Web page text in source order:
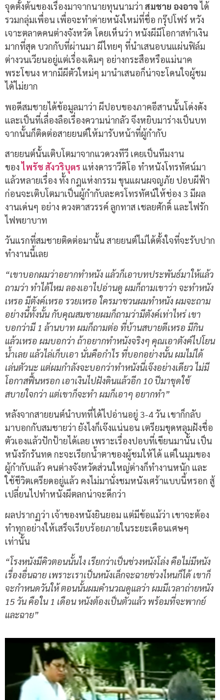
จุดตั้งต้นของเรื่องมาจากนายทุนนามว่า สมชาย องอาจ ได้
รวมกลุ่มเพื่อน เพื่อจะทำค่ายหนังใหม่ที่ชื่อ กรุ๊ปโฟร์ หวัง
เจาะตลาดคนต่างจังหวัด โดยเห็นว่า หนังผีมีโอกาสทำเงิน
มากที่สุด บวกกับที่ผ่านมา ผีไทยๆ ที่นำเสนอบนแผ่นฟิล์ม
ต่างวนเวียนอยู่แต่เรื่องเดิมๆ อย่างกระสือหรือแม่นาค
พระโขนง หากมีผีตัวใหม่ๆ มานำเสนอก็น่าจะโดนใจผู้ชม
ได้ไม่ยาก
พอดีสมชายได้ข้อมูลมาว่า ผีปอบของภาคอีสานนั้นโด่งดัง
และเป็นที่เลื่องลือเรื่องความน่ากลัว จึงหยิบมาร่างเป็นบท
จากนั้นก็ติดต่อสายยนต์ให้มารับหน้าที่ผู้กำกับ
สายยนต์นั้นเติบโตมาจากแวดวงทีวี เคยเป็นทีมงาน
ของไพรัช สังวริบุตร แห่งดาราวีดิโอ ทำหนังโทรทัศน์มา
แล้วหลายเรื่อง ทั้ง กฎแห่งกรรม ขุนแผนผจญภัย ปอบผีฟ้า
ก่อนจะเติบโตมาเป็นผู้กำกับละครโทรทัศน์ให้ช่อง 3 มีผล
งานเด่นๆ อย่าง ดวงตาสวรรค์ ลูกทาส เชลยศักดิ์ และไฟรัก
ไฟพยาบาท
วันแรกที่สมชายติดต่อมานั้น สายยนต์ไม่ได้ตั้งใจที่จะรับปาก
ทำงานนี้เลย
“เขาบอกผมว่าอยากทำหนัง แล้วก็เอาบทประพันธ์มาให้แล้ว
ถามว่า ทำได้ไหม ลองเอาไปอ่านดู ผมก็ถามเขาว่า จะทำหนัง
เหรอ มีตังค์เหรอ รวยเหรอ ใครมาชวนผมทำหนัง ผมจะถาม
อย่างนี้ทั้งนั้น กับคุณสมชายผมก็ถามว่ามีตังค์เท่าไหร่ เขา
บอกว่ามี 1 ล้านบาท ผมก็ถามต่อ ที่บ้านสบายดีเหรอ มีกิน
แล้วเหรอ ผมบอกว่า ถ้าอยากทำหนังจริงๆ คุณเอาตังค์ไปโยน
น้ำเลย แล้วไล่เก็บเอา นั่นคือกำไร ที่บอกอย่างนั้น ผมไม่ได้
เล่นตัวนะ แต่ผมกำลังจะบอกว่าทำหนังนี่เจ๊งอย่างเดียว ไม่มี
โอกาสฟื้นหรอก เอาเงินไปฝังดินแล้วอีก 10 ปีมาขุดใช้
สบายใจกว่า แต่เขาก็จะทำ ผมก็เอาๆ อยากทำ”
หลังจากสายยนต์นำบทที่ได้ไปอ่านอยู่ 3-4 วัน เขาก็กลับ
มาบอกกับสมชายว่า ยังไงก็เจ๊งแน่นอน เตรียมขุดหลุมฝังชื่อ
ตัวเองแล้วปักป้ายได้เลย เพราะเรื่องปอบที่เขียนมานั้น เป็น
หนังรักรันทด กะจะเรียกน้ำตาของผู้ชมให้ได้ แต่ในมุมของ
ผู้กำกับแล้ว คนต่างจังหวัดส่วนใหญ่ต่างก็ทำงานหนัก และ
ใช้ชีวิตเครียดอยู่แล้ว คงไม่มานั่งชมหนังเศร้าแบบนี้หรอก สู้
เปลี่ยนไปทำหนังผีตลกน่าจะดีกว่า
ผลปรากฏว่า เจ้าของหนังยินยอม แต่มีข้อแม้ว่า เขาจะต้อง
ทำทุกอย่างให้เสร็จเรียบร้อยภายในระยะเดือนเศษๆ
เท่านั้น
“โรงหนังมีคิวตอนนั้นไง เรียกว่าเป็นช่วงหนังโล่ง คือไม่มีหนัง
เรื่องอื่นฉาย เพราะเราเป็นหนังเล็กจะฉายช่วงไหนก็ได้ เขาก็
จะกำหนดวันให้ ตอนนั้นผมคำนวณดูแลว่า ผมมีเวลาถ่ายหนัง
15 วัน คือใน 1 เดือน หนังต้องเป็นตัวแล้ว พร้อมที่จะพากย์
และฉาย”